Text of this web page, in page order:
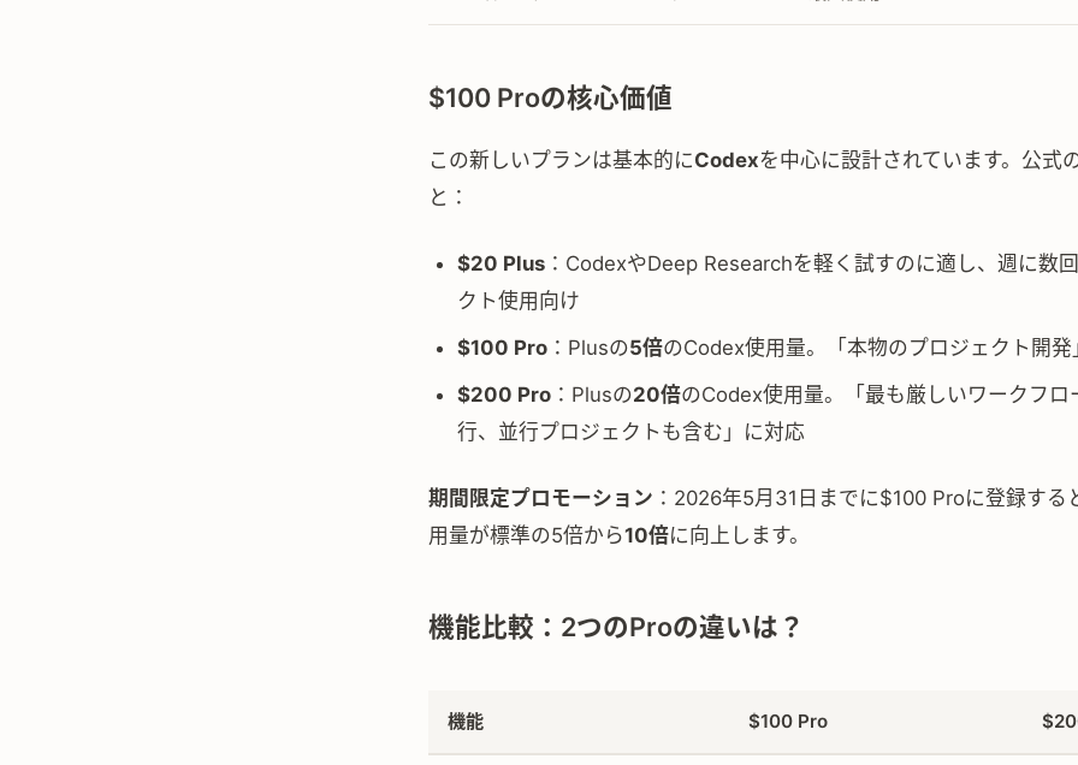
$100 Proの核心価値
この新しいプランは基本的にCodexを中心に設計されています。公式
と：
$20 Plus ：CodexやDeep Researchを軽く試すのに適し、週に数
クト使用向け
$100 Pro ：Plusの5倍のCodex使用量。「本物のプロジェクト開発
$200 Pro ：Plusの20倍のCodex使用量。「最も厳しいワークフロ
行、並行プロジェクトも含む」に対応
期間限定プロモーション ：2026年5月31日までに$100 Proに登録する
用量が標準の5倍から10倍に向上します。
機能比較：2つのProの違いは？
機能 $100 Pro